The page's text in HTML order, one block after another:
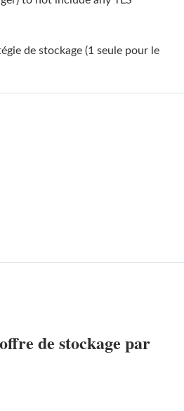
de stockage (1 seule pour le
de stockage par